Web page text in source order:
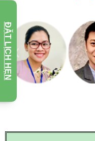
ĐẶT LỊCH HẸN